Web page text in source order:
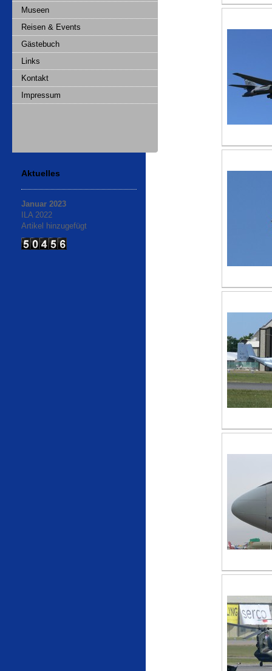
Museen
Reisen & Events
Gästebuch
Links
Kontakt
Impressum
Aktuelles
Januar 2023
ILA 2022
Artikel hinzugefügt